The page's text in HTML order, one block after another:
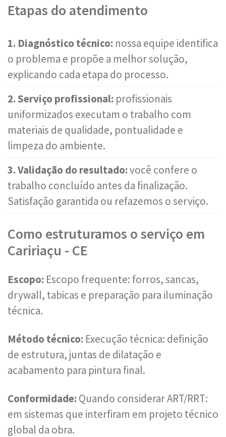
Etapas do atendimento
1. Diagnóstico técnico: nossa equipe identifica
o problema e propõe a melhor solução,
explicando cada etapa do processo.
2. Serviço profissional: profissionais
uniformizados executam o trabalho com
materiais de qualidade, pontualidade e
limpeza do ambiente.
3. Validação do resultado:você confere o
trabalho concluído antes da finalização.
Satisfação garantida ou refazemos o serviço.
Como estruturamos o serviço em
Caririaçu - CE
Escopo: Escopo frequente: forros, sancas,
drywall, tabicas e preparação para iluminação
técnica.
Método técnico: Execução técnica: definição
de estrutura, juntas de dilatação e
acabamento para pintura final.
Conformidade: Quando considerar ART/RRT:
em sistemas que interfiram em projeto técnico
global da obra.